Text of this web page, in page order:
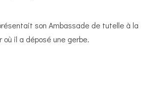
son Ambassade de tutelle à la
il a déposé une gerbe.